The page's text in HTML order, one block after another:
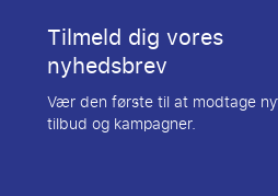
Tilmeld dig vores
nyhedsbrev
Vær den første til at modtage
tilbud og kampagner.